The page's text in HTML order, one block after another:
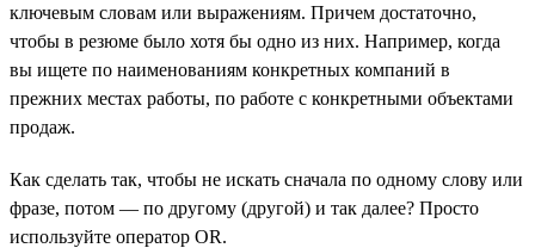
ключевым словам или выражениям. Причем достаточно,
чтобы в резюме было хотя бы одно из них. Например, когда
вы ищете по наименованиям конкретных компаний в
прежних местах работы, по работе с конкретными объектами
продаж.
Как сделать так, чтобы не искать сначала по одному слову или
фразе, потом — по другому (другой) и так далее? Просто
используйте оператор OR.